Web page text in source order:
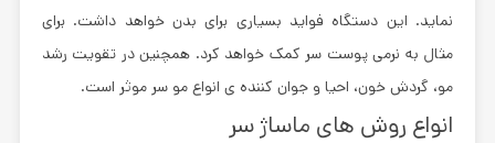
نماید. این دستگاه فواید بسیاری برای بدن خواهد داشت. برای
مثال به نرمی پوست سر کمک خواهد کرد. همچنین در تقویت رشد
مو، گردش خون، احیا و جوان کننده ی انواع مو سر موثر است.
انواع روش های ماساژ سر